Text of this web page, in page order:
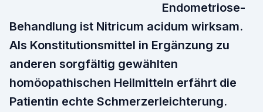
Endometriose-
Behandlung ist Nitricum acidum wirksam.
Als Konstitutionsmittel in Ergänzung zu
anderen sorgfältig gewählten
homöopathischen Heilmitteln erfährt die
Patientin echte Schmerzerleichterung.